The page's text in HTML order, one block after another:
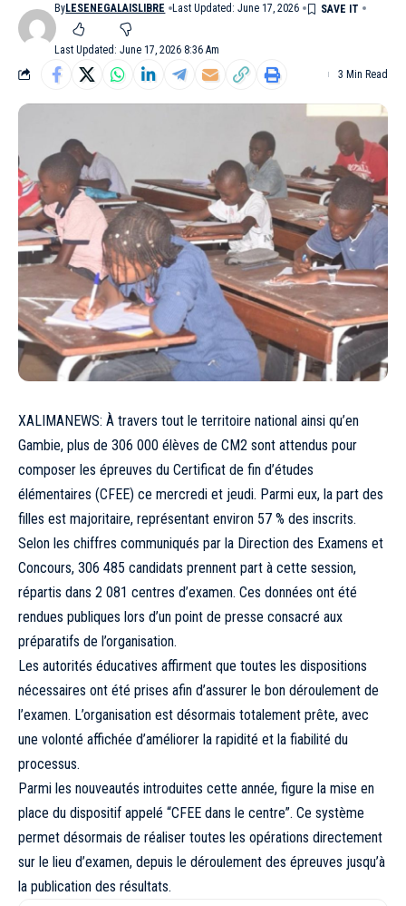
Last Updated: June 17, 2026 8:36 Am
ByLESENEGALAISLIBRE Last Updated: June 17, 2026
3 Min Read
XALIMANEWS: À travers tout le territoire national ainsi qu’en
Gambie, plus de 306 000 élèves de CM2 sont attendus pour
composer les épreuves du Certificat de fin d’études
élémentaires (CFEE) ce mercredi et jeudi. Parmi eux, la part des
filles est majoritaire, représentant environ 57 % des inscrits.
Selon les chiffres communiqués par la Direction des Examens et
Concours, 306 485 candidats prennent part à cette session,
répartis dans 2 081 centres d’examen. Ces données ont été
rendues publiques lors d’un point de presse consacré aux
préparatifs de l’organisation.
Les autorités éducatives affirment que toutes les dispositions
nécessaires ont été prises afin d’assurer le bon déroulement de
l’examen. L’organisation est désormais totalement prête, avec
une volonté affichée d’améliorer la rapidité et la fiabilité du
processus.
Parmi les nouveautés introduites cette année, figure la mise en
place du dispositif appelé “CFEE dans le centre”. Ce système
permet désormais de réaliser toutes les opérations directement
sur le lieu d’examen, depuis le déroulement des épreuves jusqu’à
la publication des résultats.